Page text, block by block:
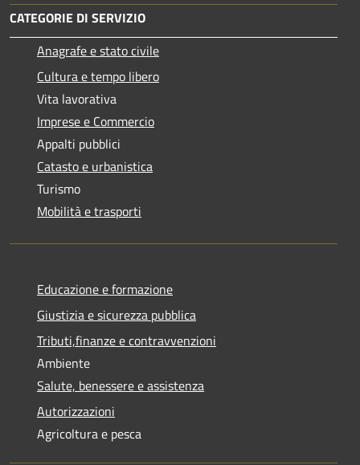
CATEGORIE DI SERVIZIO
Anagrafe e stato civile
Cultura e tempo libero
Vita lavorativa
Imprese e Commercio
Appalti pubblici
Catasto e urbanistica
Turismo
Mobilità e trasporti
Educazione e formazione
Giustizia e sicurezza pubblica
Tributi,finanze e contravvenzioni
Ambiente
Salute, benessere e assistenza
Autorizzazioni
Agricoltura e pesca